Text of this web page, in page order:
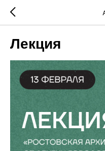
Лекция